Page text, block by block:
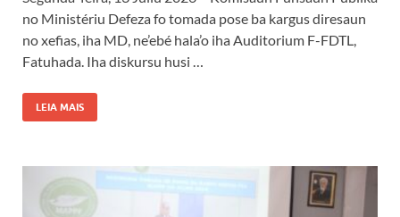
no Ministériu Defeza fo tomada pose ba kargus diresaun
no xefias, iha MD, ne’ebé hala’o iha Auditorium F-FDTL,
Fatuhada. Iha diskursu husi …
LEIA MAIS